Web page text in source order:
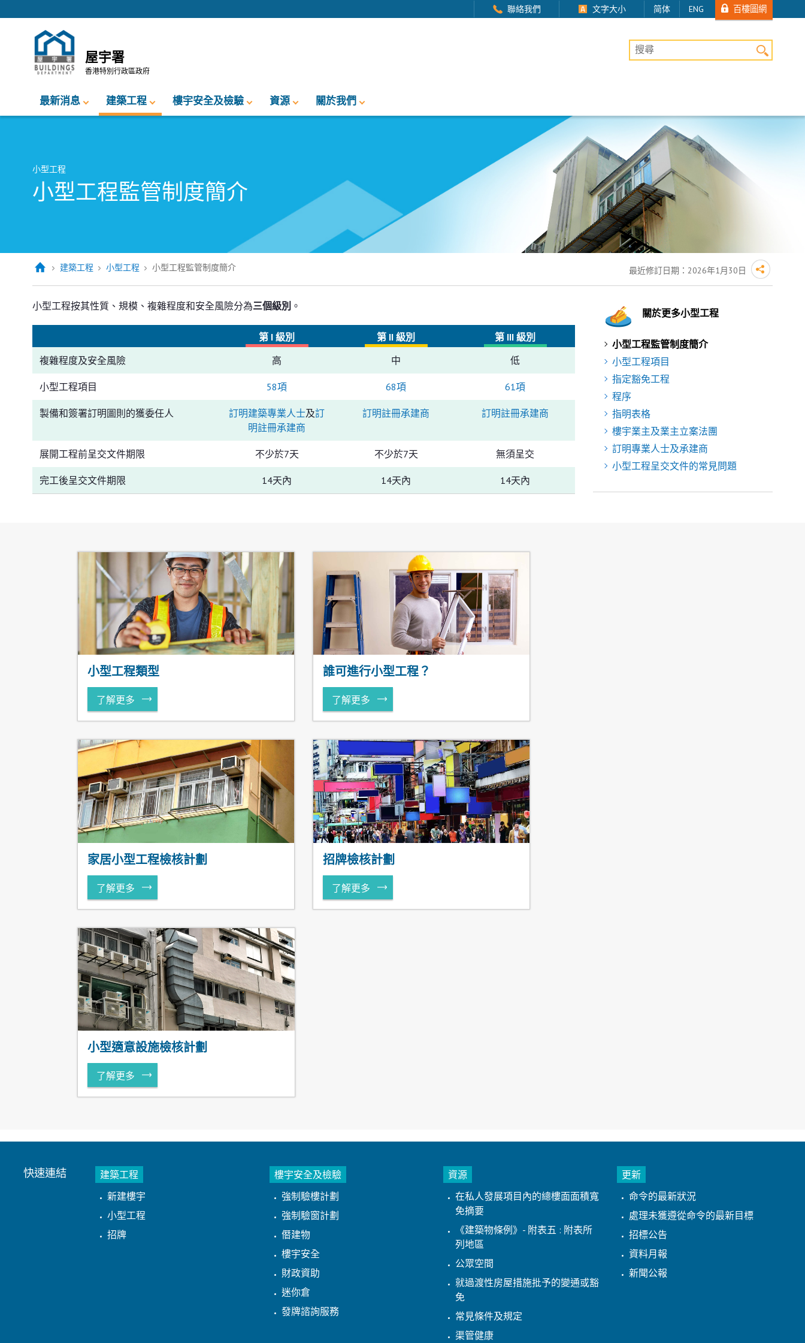
聯絡我們 文字大小 简体 ENG 百樓圖網
屋宇署
香港特別行政區政府
桌上版網站搜尋
最新消息 建築工程 樓宇安全及檢驗 資源 關於我們
小型工程
小型工程監管制度簡介
建築工程 小型工程 小型工程監管制度簡介 最近修訂日期：2026年1月30日
小型工程按其性質、規模、複雜程度和安全風險分為三個級別 。
第 I 級別 第 II 級別
第 III 級別
複雜程度及安全風險
高 中 低
小型工程項目 58項 68項 61項
製備和簽署訂明圖則的獲委任人 訂明建築專業人士及訂
明註冊承建商
訂明註冊承建商 訂明註冊承建商
展開工程前呈交文件期限 不少於7天 不少於7天 無須呈交
完工後呈交文件期限 14天內 14天內 14天內
小型工程類型
了解更多
誰可進行小型工程？
了解更多
家居小型工程檢核計劃
了解更多
招牌檢核計劃
了解更多
小型適意設施檢核計劃
了解更多
關於更多小型工程
小型工程監管制度簡介
小型工程項目
指定豁免工程
程序
指明表格
樓宇業主及業主立案法團
訂明專業人士及承建商
小型工程呈交文件的常見問題
快速連結
建築工程
新建樓宇
小型工程
招牌
樓宇安全及檢驗
強制驗樓計劃
強制驗窗計劃
僭建物
樓宇安全
財政資助
迷你倉
發牌諮詢服務
資源
在私人發展項目內的總樓面面積寬
免摘要
《建築物條例》- 附表五 : 附表所
列地區
公眾空間
就過渡性房屋措施批予的變通或豁
免
常見條件及規定
渠管健康
更新
命令的最新狀況
處理未獲遵從命令的最新目標
招標公告
資料月報
新聞公報